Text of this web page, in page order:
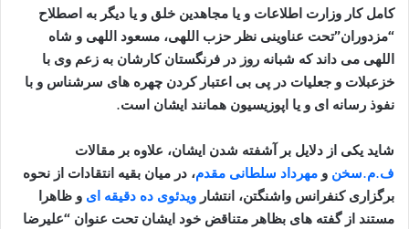
کامل کار وزارت اطلاعات و یا مجاهدین خلق و یا دیگر به اصطلاح
“مزدوران”تحت عناوینی نظر حزب اللهی، مسعود اللهی و شاه
اللهی می داند که شبانه روز در فرنگستان کارشان به زعم وی با
خزعبلات و جعلیات در پی بی اعتبار کردن چهره های سرشناس و با
نفوذ رسانه ای و یا اپوزیسیون همانند ایشان است.
شاید یکی از دلایل بر آشفته شدن ایشان، علاوه بر مقالات
ف.م.سخن و مهرداد سلطانی مقدم، در میان بقیه انتقادات از نحوه
برگزاری کنفرانس واشنگتن، انتشار ویدئوی ده دقیقه ای و ظاهرا
مستند از گفته های بظاهر متناقض خود ایشان تحت عنوان “علیرضا